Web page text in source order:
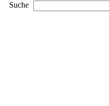
Suche